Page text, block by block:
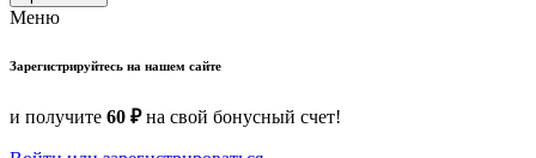
Меню
Зарегистрируйтесь на нашем сайте
и получите 60 ₽на свой бонусный счет!